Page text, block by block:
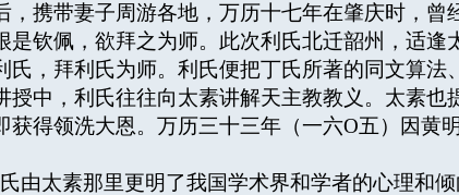
，携带妻子周游各地，万历十七年在肇庆时，
是钦佩，欲拜之为师。此次利氏北迁韶州，适
氏，拜利氏为师。利氏便把丁氏所著的同文算
授中，利氏往往向太素讲解天主教教义。太素
获得领洗大恩。万历三十三年（一六O五）因黄
由太素那里更明了我国学术界和学者的心理和